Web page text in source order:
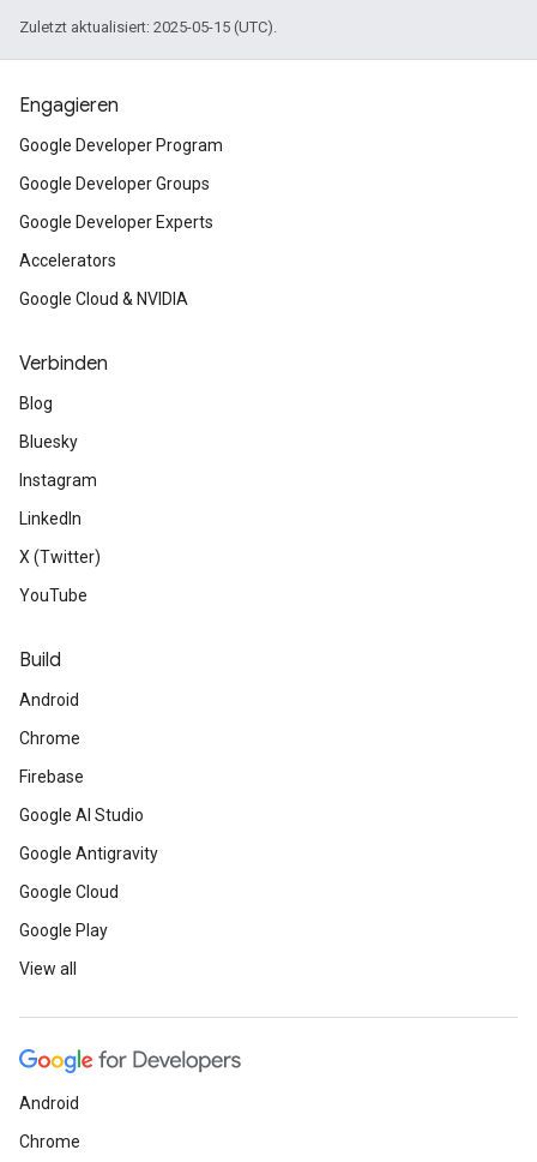
Zuletzt aktualisiert: 2025-05-15 (UTC).
Engagieren
Google Developer Program
Google Developer Groups
Google Developer Experts
Accelerators
Google Cloud & NVIDIA
Verbinden
Blog
Bluesky
Instagram
LinkedIn
X (Twitter)
YouTube
Build
Android
Chrome
Firebase
Google AI Studio
Google Antigravity
Google Cloud
Google Play
View all
Android
Chrome